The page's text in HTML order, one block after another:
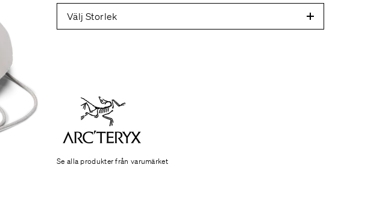
Välj Storlek
Se alla produkter från varumärket